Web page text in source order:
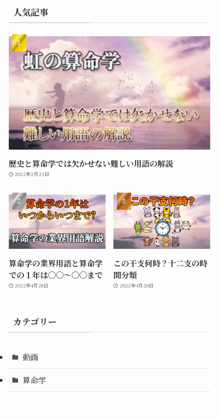
人気記事
歴史と算命学では欠かせない難しい用語の解説
2022年2月23日
算命学の業界用語と算命学
での１年は〇〇〜〇〇まで
2022年4月28日
この干支何時？十二支の時
間分類
2022年4月20日
カテゴリー
動画
算命学